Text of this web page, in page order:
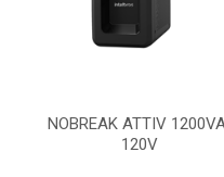
NOBREAK ATTIV
120V